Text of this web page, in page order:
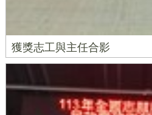
獲獎志工與主任合影